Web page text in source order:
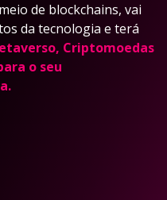
de blockchains, vai
da tecnologia e terá
Criptomoedas
o seu